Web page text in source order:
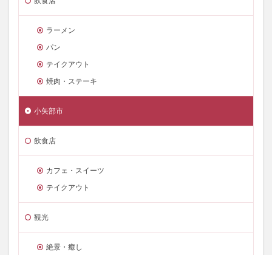
ラーメン
パン
テイクアウト
焼肉・ステーキ
小矢部市
飲食店
カフェ・スイーツ
テイクアウト
観光
絶景・癒し